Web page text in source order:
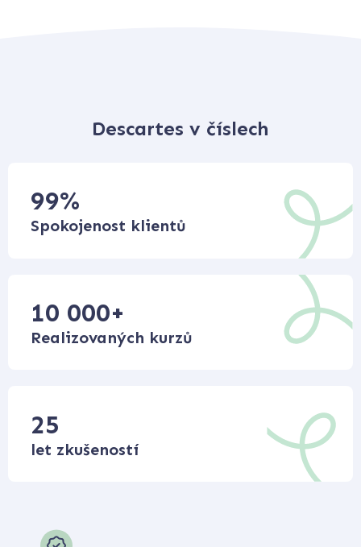
Descartes v číslech
99%
Spokojenost klientů
10 000+
Realizovaných kurzů
25
let zkušeností